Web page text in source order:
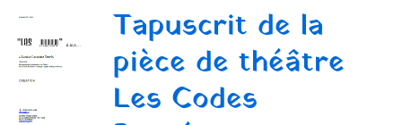
Tapuscrit de la
pièce de théâtre
Les Codes